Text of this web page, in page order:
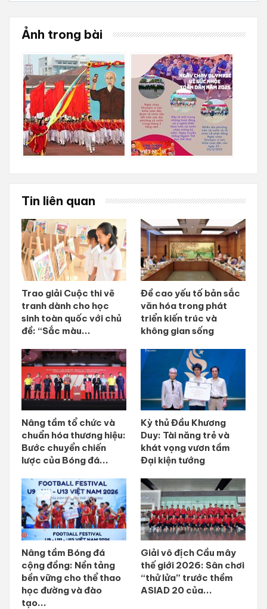
Ảnh trong bài
Tin liên quan
Trao giải Cuộc thi vẽ
tranh dành cho học
sinh toàn quốc với chủ
đề: “Sắc màu...
Đề cao yếu tố bản sắc
văn hóa trong phát
triển kiến trúc và
không gian sống
Nâng tầm tổ chức và
chuẩn hóa thương hiệu:
Bước chuyển chiến
lược của Bóng đá...
Kỳ thủ Đầu Khương
Duy: Tài năng trẻ và
khát vọng vươn tầm
Đại kiện tướng
Nâng tầm Bóng đá
cộng đồng: Nền tảng
bền vững cho thể thao
học đường và đào
tạo...
Giải vô địch Cầu mây
thế giới 2026: Sân chơi
“thử lửa” trước thềm
ASIAD 20 của...